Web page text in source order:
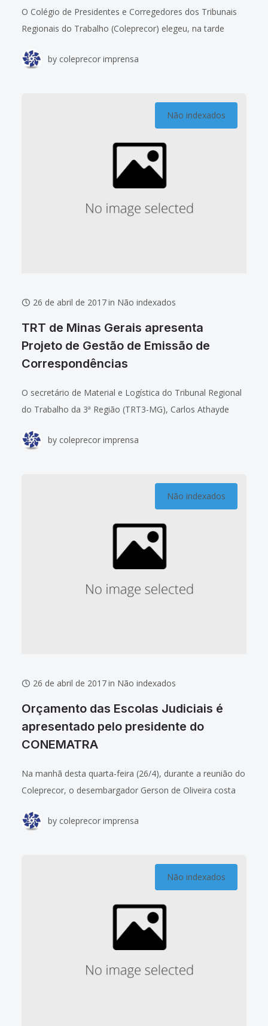
O Colégio de Presidentes e Corregedores dos Tribunais
Regionais do Trabalho (Coleprecor) elegeu, na tarde
Conselho Superior da Justiça do Trabalho (CSJT), em
by coleprecor imprensa
Não indexados
26 de abril de 2017in Não indexados
TRT de Minas Gerais apresenta
Projeto de Gestão de Emissão de
Correspondências
O secretário de Material e Logística do Tribunal Regional
do Trabalho da 3ª Região (TRT3-MG), Carlos Athayde
Carvalho apresentaram o Projeto de
by coleprecor imprensa
Não indexados
26 de abril de 2017in Não indexados
Orçamento das Escolas Judiciais é
apresentado pelo presidente do
CONEMATRA
Na manhã desta quarta-feira (26/4), durante a reunião do
Coleprecor, o desembargador Gerson de Oliveira costa
Trabalho da 16ª Região (TRT16-MA)
by coleprecor imprensa
Não indexados